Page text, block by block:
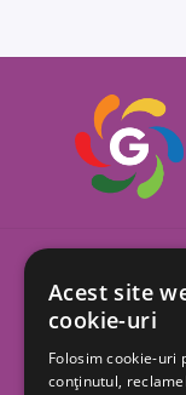
Sos.
23A,
Program:
Acest site
cookie-uri
Folosim cookie-uri
conținutul,